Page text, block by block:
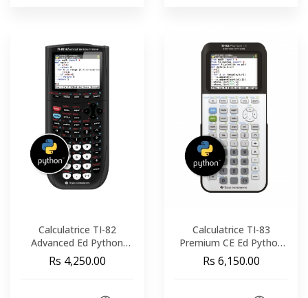
Calculatrice TI-82
Advanced Ed Python
Texas Instrument
Rs 4,250.00
Calculatrice TI-83
Premium CE Ed Python
Texas Instrument
Rs 6,150.00